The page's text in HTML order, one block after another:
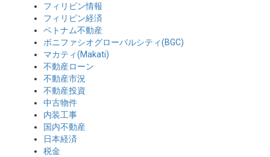
フィリピン情報
フィリピン経済
ベトナム不動産
ボニファシオグローバルシティ(BGC)
マカティ(Makati)
不動産ローン
不動産市況
不動産投資
中古物件
内装工事
国内不動産
日本経済
税金